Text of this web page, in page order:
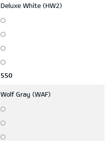
Deluxe White (HW2)
550
Wolf Gray (WAF)